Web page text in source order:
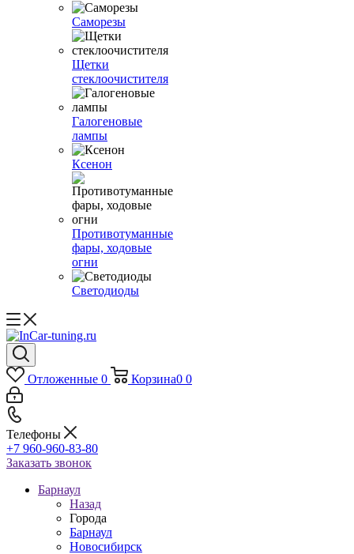
Саморезы
Щетки
стеклоочистителя
Галогеновые
лампы
Ксенон
Противотуманные
фары, ходовые
огни
Светодиоды
Отложенные 0 Корзина0 0
Телефоны
+7 960-960-83-80
Заказать звонок
Барнаул
Назад
Города
Барнаул
Новосибирск